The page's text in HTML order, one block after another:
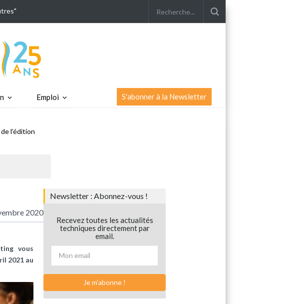
Emploi S'abonner à la Newsletter
l’édition
2020
vous
2021 au
Newsletter : Abonnez-vous !
Recevez toutes les actualités
techniques directement par
email.
Je m'abonne !